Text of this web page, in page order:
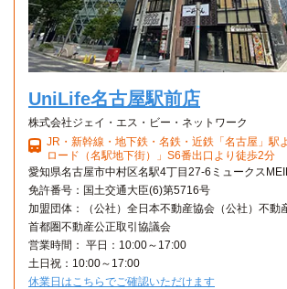
UniLife名古屋駅前店
株式会社ジェイ・エス・ビー・ネットワーク
JR・新幹線・地下鉄・名鉄・近鉄「名古屋」駅
ロード（名駅地下街）」S6番出口より徒歩2分
愛知県名古屋市中村区名駅4丁目27-6ミュークス
免許番号：国土交通大臣(6)第5716号
加盟団体：（公社）全日本不動産協会（公社）不動
首都圏不動産公正取引協議会
営業時間： 平日：10:00～17:00
土日祝：10:00～17:00
休業日はこちらでご確認いただけます